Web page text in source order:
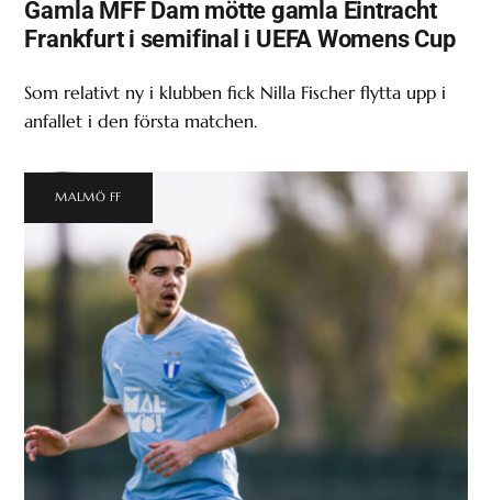
Gamla MFF Dam mötte gamla Eintracht
Frankfurt i semifinal i UEFA Womens Cup
Som relativt ny i klubben fick Nilla Fischer flytta upp i
anfallet i den första matchen.
MALMÖ FF